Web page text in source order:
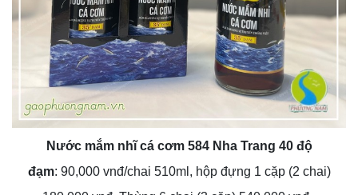
Nước mắm nhĩ cá cơm 584 Nha Trang 40 độ
đạm: 90,000 vnđ/chai 510ml, hộp đựng 1 cặp (2 chai)